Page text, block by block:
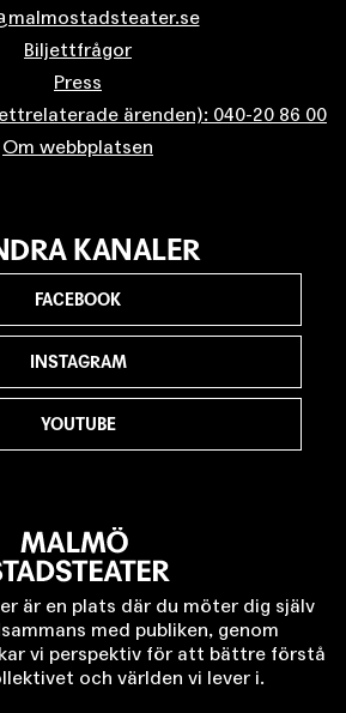
Biljettfrågor
Press
ärenden): 040-20 86 00
Om webbplatsen
är en plats där du möter dig själv
med publiken, genom
vi perspektiv för att bättre förstå
och världen vi lever i.
KANALER
FACEBOOK
INSTAGRAM
YOUTUBE